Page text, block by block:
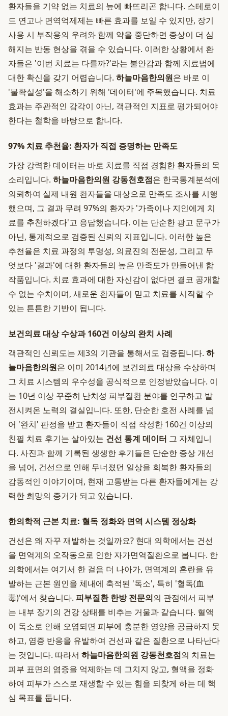
환자들을 기약 없는 치료의 늪에 빠뜨리곤 합니다. 스테로이
드 연고나 면역억제제는 빠른 효과를 보일 수 있지만, 장기
사용 시 부작용의 우려와 함께 약을 중단하면 증상이 더 심
해지는 반동 현상을 겪을 수 있습니다. 이러한 상황에서 환
자들은 '이번 치료는 다를까?'라는 불안감과 함께 치료법에
대한 확신을 갖기 어렵습니다. 하늘마음한의원은 바로 이
'불확실성'을 해소하기 위해 '데이터'에 주목했습니다. 치료
효과는 주관적인 감각이 아닌, 객관적인 지표로 평가되어야
한다는 철학을 바탕으로 합니다.
97% 치료 추천율: 환자가 직접 증명하는 만족도
가장 강력한 데이터는 바로 치료를 직접 경험한 환자들의 목
소리입니다. 하늘마음한의원 강동천호점은 한국통계분석에
의뢰하여 실제 내원 환자들을 대상으로 만족도 조사를 시행
했으며, 그 결과 무려 97%의 환자가 '가족이나 지인에게 치
료를 추천하겠다'고 응답했습니다. 이는 단순한 광고 문구가
아닌, 통계적으로 검증된 신뢰의 지표입니다. 이러한 높은
추천율은 치료 과정의 투명성, 의료진의 전문성, 그리고 무
엇보다 '결과'에 대한 환자들의 높은 만족도가 만들어낸 합
작품입니다. 치료 효과에 대한 자신감이 없다면 결코 공개할
수 없는 수치이며, 새로운 환자들이 믿고 치료를 시작할 수
있는 튼튼한 기반이 됩니다.
보건의료 대상 수상과 160건 이상의 완치 사례
객관적인 신뢰도는 제3의 기관을 통해서도 검증됩니다. 하
늘마음한의원은 이미 2014년에 보건의료 대상을 수상하며
그 치료 시스템의 우수성을 공식적으로 인정받았습니다. 이
는 10년 이상 꾸준히 난치성 피부질환 분야를 연구하고 발
전시켜온 노력의 결실입니다. 또한, 단순한 호전 사례를 넘
어 '완치' 판정을 받고 환자들이 직접 작성한 160건 이상의
친필 치료 후기는 살아있는 건선 통계 데이터 그 자체입니
다. 사진과 함께 기록된 생생한 후기들은 단순한 증상 개선
을 넘어, 건선으로 인해 무너졌던 일상을 회복한 환자들의
감동적인 이야기이며, 현재 고통받는 다른 환자들에게는 강
력한 희망의 증거가 되고 있습니다.
한의학적 근본 치료: 혈독 정화와 면역 시스템 정상화
건선은 왜 자꾸 재발하는 것일까요? 현대 의학에서는 건선
을 면역계의 오작동으로 인한 자가면역질환으로 봅니다. 한
의학에서는 여기서 한 걸음 더 나아가, 면역계의 혼란을 유
발하는 근본 원인을 체내에 축적된 '독소', 특히 '혈독(血
毒)'에서 찾습니다. 피부질환 한방 전문의의 관점에서 피부
는 내부 장기의 건강 상태를 비추는 거울과 같습니다. 혈액
이 독소로 인해 오염되면 피부에 충분한 영양을 공급하지 못
하고, 염증 반응을 유발하여 건선과 같은 질환으로 나타난다
는 것입니다. 따라서 하늘마음한의원 강동천호점의 치료는
피부 표면의 염증을 억제하는 데 그치지 않고, 혈액을 정화
하여 피부가 스스로 재생할 수 있는 힘을 되찾게 하는 데 핵
심 목표를 둡니다.